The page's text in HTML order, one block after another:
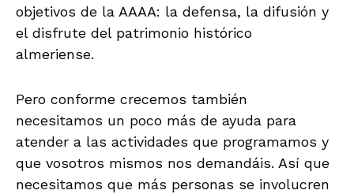
objetivos de la AAAA: la defensa, la difusión y
el disfrute del patrimonio histórico
almeriense.
Pero conforme crecemos también
necesitamos un poco más de ayuda para
atender a las actividades que programamos y
que vosotros mismos nos demandáis. Así que
necesitamos que más personas se involucren